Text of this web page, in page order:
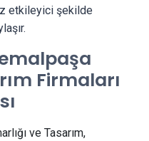
etkileyici şekilde
Firmaları
ve Tasarım,